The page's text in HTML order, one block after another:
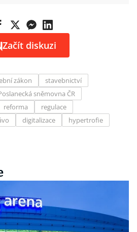
Začít diskuzi
zákon
stavebnictví
sněmovna ČR
reforma
regulace
digitalizace
hypertrofie